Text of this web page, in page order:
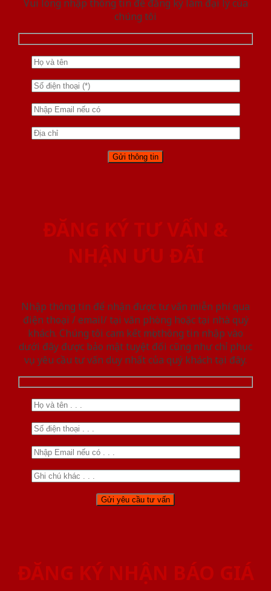
Vui lòng nhập thông tin để đăng ký làm đại lý của
chúng tôi
ĐĂNG KÝ TƯ VẤN &
NHẬN ƯU ĐÃI
Nhập thông tin để nhận được tư vấn miễn phí qua
điện thoại / email/ tại văn phòng hoặc tại nhà quý
khách. Chúng tôi cam kết mọi thông tin nhập vào
dưới đây được bảo mật tuyệt đối cũng như chỉ phục
vụ yêu cầu tư vấn duy nhất của quý khách tại đây.
ĐĂNG KÝ NHẬN BÁO GIÁ